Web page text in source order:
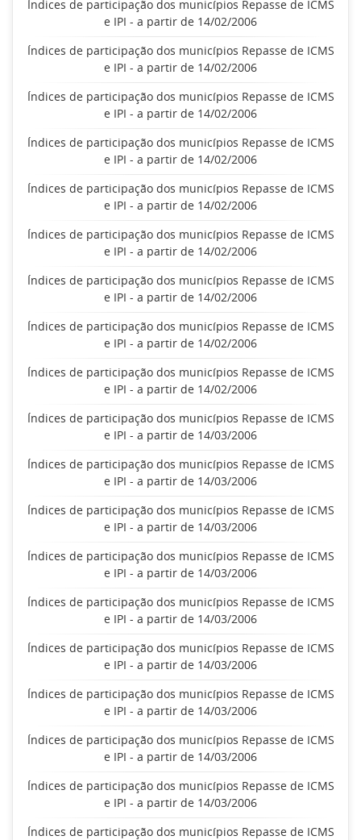
Índices de participação dos municípios Repasse de ICMS
e IPI - a partir de 14/02/2006
Índices de participação dos municípios Repasse de ICMS
e IPI - a partir de 14/02/2006
Índices de participação dos municípios Repasse de ICMS
e IPI - a partir de 14/02/2006
Índices de participação dos municípios Repasse de ICMS
e IPI - a partir de 14/02/2006
Índices de participação dos municípios Repasse de ICMS
e IPI - a partir de 14/02/2006
Índices de participação dos municípios Repasse de ICMS
e IPI - a partir de 14/02/2006
Índices de participação dos municípios Repasse de ICMS
e IPI - a partir de 14/02/2006
Índices de participação dos municípios Repasse de ICMS
e IPI - a partir de 14/02/2006
Índices de participação dos municípios Repasse de ICMS
e IPI - a partir de 14/02/2006
Índices de participação dos municípios Repasse de ICMS
e IPI - a partir de 14/03/2006
Índices de participação dos municípios Repasse de ICMS
e IPI - a partir de 14/03/2006
Índices de participação dos municípios Repasse de ICMS
e IPI - a partir de 14/03/2006
Índices de participação dos municípios Repasse de ICMS
e IPI - a partir de 14/03/2006
Índices de participação dos municípios Repasse de ICMS
e IPI - a partir de 14/03/2006
Índices de participação dos municípios Repasse de ICMS
e IPI - a partir de 14/03/2006
Índices de participação dos municípios Repasse de ICMS
e IPI - a partir de 14/03/2006
Índices de participação dos municípios Repasse de ICMS
e IPI - a partir de 14/03/2006
Índices de participação dos municípios Repasse de ICMS
e IPI - a partir de 14/03/2006
Índices de participação dos municípios Repasse de ICMS